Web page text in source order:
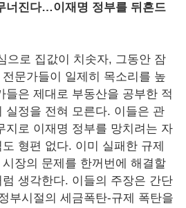
너진다…이재명 정부를 뒤흔드
으로 집값이 치솟자, 그동안 잠
문가들이 일제히 목소리를 높
들은 제대로 부동산을 공부한 적
실정을 전혀 모른다. 이들은 관
지로 이재명 정부를 망치려는 자
형편 없다. 이미 실패한 규제
장의 문제를 한꺼번에 해결할
생각한다. 이들의 주장은 간단
부시절의 세금폭탄-규제 폭탄을